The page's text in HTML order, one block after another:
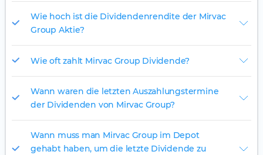
Wie hoch ist die Dividendenrendite der Mirvac
Group Aktie?
Wie oft zahlt Mirvac Group Dividende?
Wann waren die letzten Auszahlungstermine
der Dividenden von Mirvac Group?
Wann muss man Mirvac Group im Depot
gehabt haben, um die letzte Dividende zu